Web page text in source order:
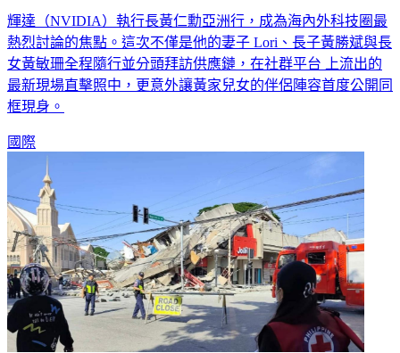
輝達（NVIDIA）執行長黃仁勳亞洲行，成為海內外科技圈最
熱烈討論的焦點。這次不僅是他的妻子 Lori、長子黃勝斌與長
女黃敏珊全程隨行並分頭拜訪供應鏈，在社群平台 上流出的
最新現場直擊照中，更意外讓黃家兒女的伴侶陣容首度公開同
框現身。
國際